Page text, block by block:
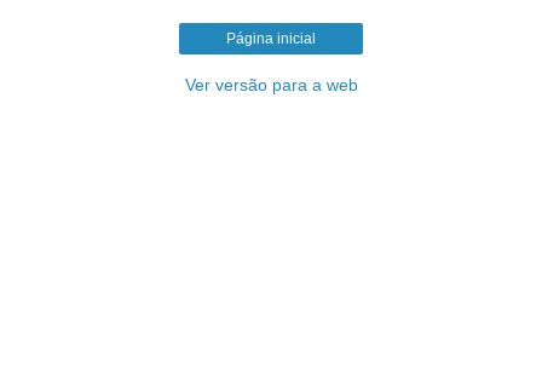
Página inicial
Ver versão para a web